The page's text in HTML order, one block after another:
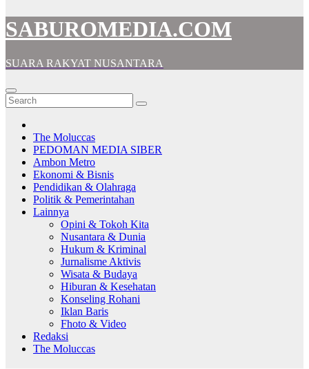
SABUROMEDIA.COM
SUARA RAKYAT NUSANTARA
The Moluccas
PEDOMAN MEDIA SIBER
Ambon Metro
Ekonomi & Bisnis
Pendidikan & Olahraga
Politik & Pemerintahan
Lainnya
Opini & Tokoh Kita
Nusantara & Dunia
Hukum & Kriminal
Jurnalisme Aktivis
Wisata & Budaya
Hiburan & Kesehatan
Konseling Rohani
Iklan Baris
Fhoto & Video
Redaksi
The Moluccas